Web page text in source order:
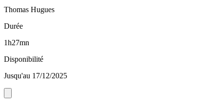
Thomas Hugues
Durée
1h27mn
Disponibilité
Jusqu'au 17/12/2025